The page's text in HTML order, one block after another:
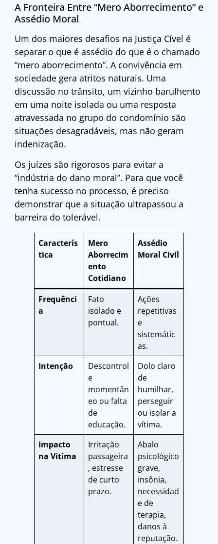
A Fronteira Entre “Mero Aborrecimento” e
Assédio Moral
Um dos maiores desafios na Justiça Cível é
separar o que é assédio do que é o chamado
“mero aborrecimento”. A convivência em
sociedade gera atritos naturais. Uma
discussão no trânsito, um vizinho barulhento
em uma noite isolada ou uma resposta
atravessada no grupo do condomínio são
situações desagradáveis, mas não geram
indenização.
Os juízes são rigorosos para evitar a
“indústria do dano moral”. Para que você
tenha sucesso no processo, é preciso
demonstrar que a situação ultrapassou a
barreira do tolerável.
Caracterís
tica
Mero
Aborrecim
ento
Cotidiano
Assédio
Moral Civil
Frequênci
a
Fato
isolado e
pontual.
Ações
repetitivas
e
sistemátic
as.
Intenção
Descontrol
e
momentân
eo ou falta
de
educação.
Dolo claro
de
humilhar,
perseguir
ou isolar a
vítima.
Impacto
na Vítima
Irritação
passageira
, estresse
de curto
prazo.
Abalo
psicológico
grave,
insônia,
necessidad
e de
terapia,
danos à
reputação.